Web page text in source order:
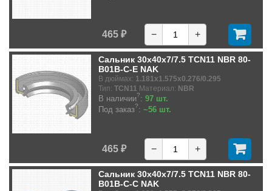
465 ₽ − +
Сальник 30x40x7/7.5 TCN11 NBR 80-
B01B-C-E NAK
В дюймах: 1.181x1.575x0.276/0.295
Тип: TCN11 Материал: NBR
В наличии?: 97 шт.
Под заказ?: ~56 шт.
465 ₽ − +
Сальник 30x40x7/7.5 TCN11 NBR 80-
B01B-C-C NAK